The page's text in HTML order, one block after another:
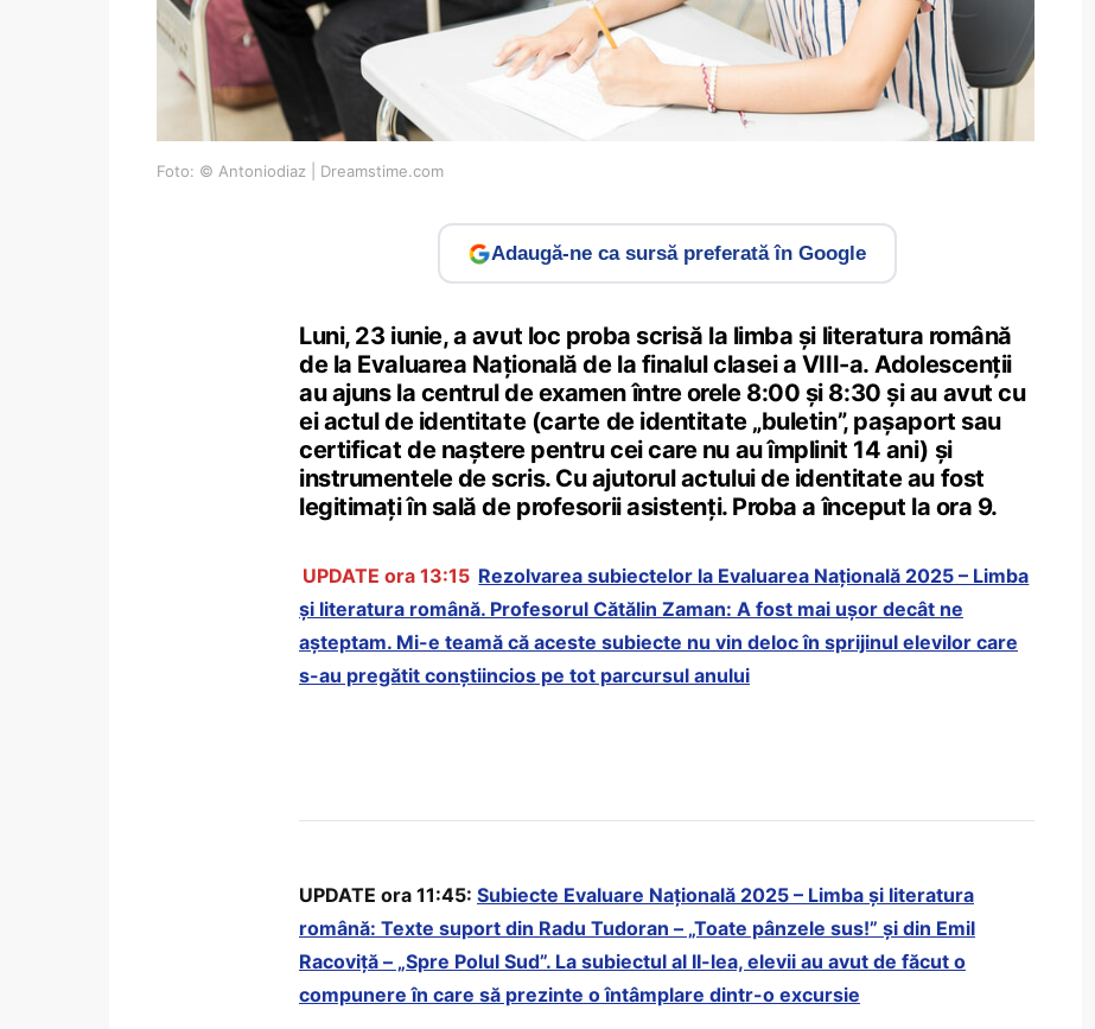
Foto: © Antoniodiaz | Dreamstime.com
Adaugă-ne ca sursă preferată în Google
Luni, 23 iunie, a avut loc proba scrisă la limba și literatura română
de la Evaluarea Națională de la finalul clasei a VIII-a. Adolescenții
au ajuns la centrul de examen între orele 8:00 și 8:30 și au avut cu
ei actul de identitate (carte de identitate „buletin”, pașaport sau
certificat de naștere pentru cei care nu au împlinit 14 ani) și
instrumentele de scris. Cu ajutorul actului de identitate au fost
legitimați în sală de profesorii asistenți. Proba a început la ora 9.
UPDATE ora 13:15 Rezolvarea subiectelor la Evaluarea Națională 2025 – Limba
și literatura română. Profesorul Cătălin Zaman: A fost mai ușor decât ne
așteptam. Mi-e teamă că aceste subiecte nu vin deloc în sprijinul elevilor care
s-au pregătit conștiincios pe tot parcursul anului
UPDATE ora 11:45: Subiecte Evaluare Națională 2025 – Limba și literatura
română: Texte suport din Radu Tudoran – „Toate pânzele sus!” și din Emil
Racoviță – „Spre Polul Sud”. La subiectul al II-lea, elevii au avut de făcut o
compunere în care să prezinte o întâmplare dintr-o excursie